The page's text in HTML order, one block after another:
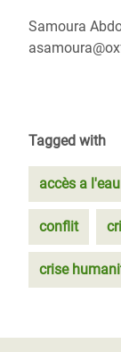
Samoura
Tagged with
accès a l'eau
conflit
crise